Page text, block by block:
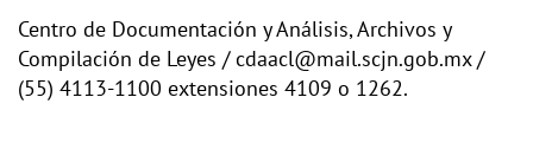
Centro de Documentación y Análisis, Archivos y
Compilación de Leyes / cdaacl@mail.scjn.gob.mx /
(55) 4113-1100 extensiones 4109 o 1262.